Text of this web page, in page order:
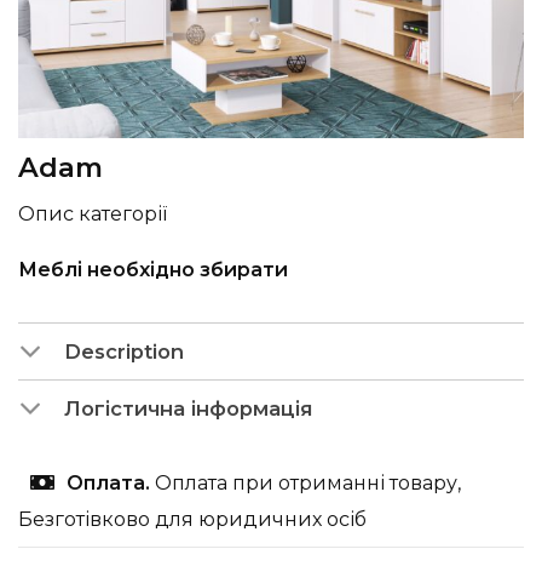
Adam
Опис категорії
Меблі необхідно збирати
Description
Логістична інформація
Оплата. Оплата при отриманні товару,
Безготівково для юридичних осіб